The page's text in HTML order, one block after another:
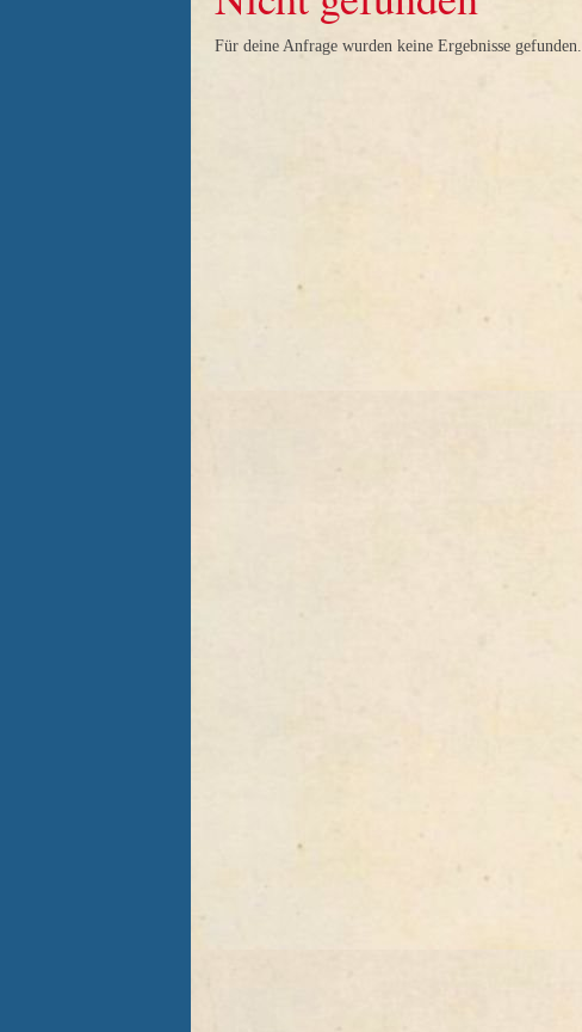
Für deine Anfrage wurden keine Ergebnisse gefunden.